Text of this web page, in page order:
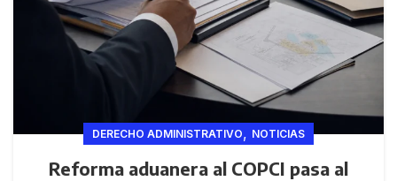
DERECHO ADMINISTRATIVO, NOTICIAS
Reforma aduanera al COPCI pasa al